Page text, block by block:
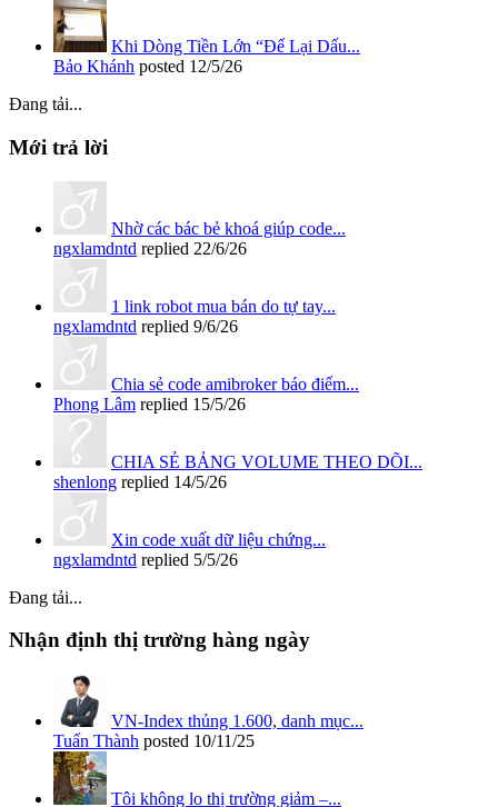
Khi Dòng Tiền Lớn “Để Lại Dấu...
Bảo Khánh posted 12/5/26
Đang tải...
Mới trả lời
Nhờ các bác bẻ khoá giúp code...
ngxlamdntd replied 22/6/26
1 link robot mua bán do tự tay...
ngxlamdntd replied 9/6/26
Chia sẻ code amibroker báo điểm...
Phong Lâm replied 15/5/26
CHIA SẺ BẢNG VOLUME THEO DÕI...
shenlong replied 14/5/26
Xin code xuất dữ liệu chứng...
ngxlamdntd replied 5/5/26
Đang tải...
Nhận định thị trường hàng ngày
VN-Index thủng 1.600, danh mục...
Tuấn Thành posted 10/11/25
Tôi không lo thị trường giảm –...